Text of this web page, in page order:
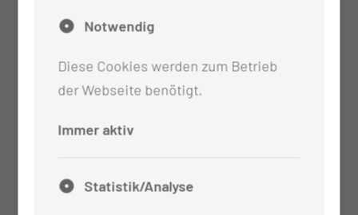
(ventrale Plattenstabilisation,
Wirbelkörperersatz einschließlich
transthorakalem und retroperitonealem bzw.
transpedikuläre Verschraubung)
Röntgenbildwandler bzw. am präoperativ
Notwendig
Diese Cookies werden zum Betrieb
der Webseite benötigt.
Immer aktiv
Statistik/Analyse